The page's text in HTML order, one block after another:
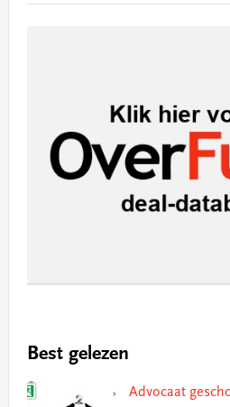
Best gelezen
Advocaat